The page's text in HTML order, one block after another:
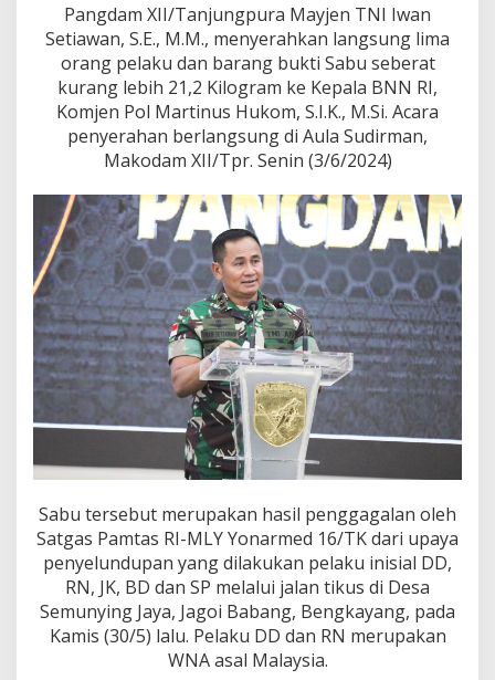
g
k
a
d
a
n
B
S
a
b
u
2
1
,
2
K
g
K
e
a
a
e
p
a
l
a
B
N
N
R
Pangdam XII/Tanjungpura Mayjen TNI Iwan
Setiawan, S.E., M.M., menyerahkan langsung lima
orang pelaku dan barang bukti Sabu seberat
kurang lebih 21,2 Kilogram ke Kepala BNN RI,
Komjen Pol Martinus Hukom, S.I.K., M.Si. Acara
penyerahan berlangsung di Aula Sudirman,
Makodam XII/Tpr. Senin (3/6/2024)
Sabu tersebut merupakan hasil penggagalan oleh
Satgas Pamtas RI-MLY Yonarmed 16/TK dari upaya
penyelundupan yang dilakukan pelaku inisial DD,
RN, JK, BD dan SP melalui jalan tikus di Desa
Semunying Jaya, Jagoi Babang, Bengkayang, pada
Kamis (30/5) lalu. Pelaku DD dan RN merupakan
WNA asal Malaysia.